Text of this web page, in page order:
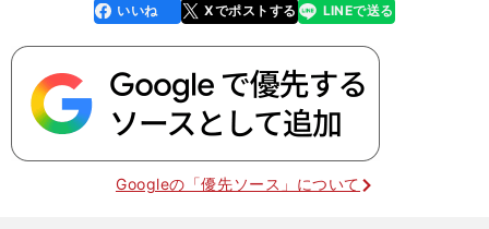
faceboo
k
いいね Xでポストする
line LINEで送る
Googleの「優先ソース」について